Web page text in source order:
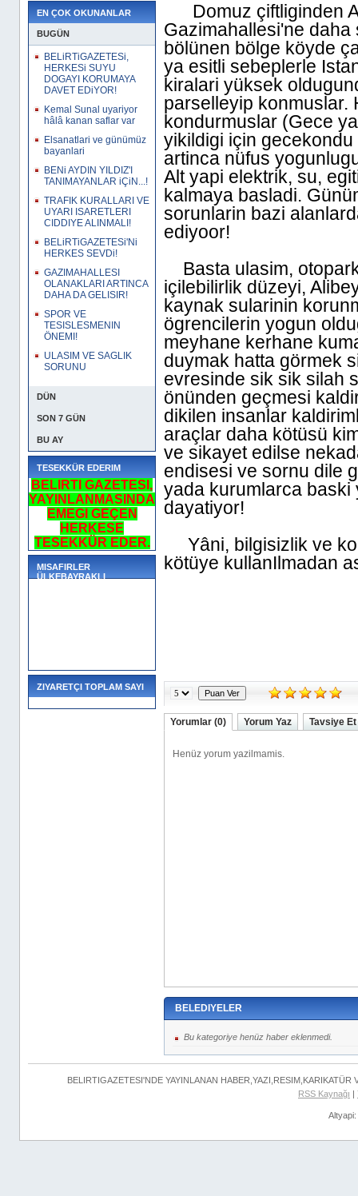
EN ÇOK OKUNANLAR
BUGÜN
BELiRTiGAZETESi,
HERKESi SUYU
DOGAYI KORUMAYA
DAVET EDiYOR!
Kemal Sunal uyariyor
hâlâ kanan saflar var
Elsanatlari ve günümüz
bayanlari
BENi AYDIN YILDIZ'I
TANIMAYANLAR iÇiN...!
TRAFIK KURALLARI VE
UYARI ISARETLERI
CIDDIYE ALINMALI!
BELiRTiGAZETESi'Ni
HERKES SEVDi!
GAZIMAHALLESI
OLANAKLARI ARTINCA
DAHA DA GELISIR!
SPOR VE
TESISLESMENIN
ÖNEMI!
ULASIM VE SAGLIK
SORUNU
DÜN
SON 7 GÜN
BU AY
TESEKKÜR EDERIM
BELIRTI GAZETESI,
YAYINLANMASINDA
EMEGI GEÇEN
HERKESE
TESEKKÜR EDER.
MISAFIRLER
ÜLKEBAYRAKLI
ZIYARETÇI TOPLAM SAYI
Domuz çiftliginden
Gazimahallesi'ne
bölünen bölge köyde
ya esitli sebeplerle
kiralari yüksek
parselleyip konmuslar.
kondurmuslar (Gece
yikildigi için
artinca nüfus
Alt yapi elektrik, su,
kalmaya basladi.
sorunlarin bazi
ediyoor!
Basta ulasim,
içilebilirlik düzeyi,
kaynak sularinin
ögrencilerin yogun
meyhane kerhane
duymak hatta görmek
evresinde sik sik silah
önünden geçmesi
dikilen insanlar
araçlar daha kötüsü
ve sikayet edilse
endisesi ve sornu dile
yada kurumlarca
dayatiyor!
Yâni, bilgisizlik ve
kötüye kullanIlmadan
Yorumlar (0) Yorum Yaz Tavsiye Et
BELEDIYELER
Bu kategoriye henüz haber eklenmedi.
BELIRTIGAZETESI'NDE YAYINLANAN
RSS Kaynağı |
Altyapi: